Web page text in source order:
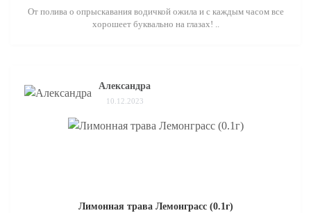
От полива о опрыскавания водичкой ожила и с каждым часом все
хорошеет буквально на глазах! ..
Александра
10.12.2023
Лимонная трава Лемонграсс (0.1г)